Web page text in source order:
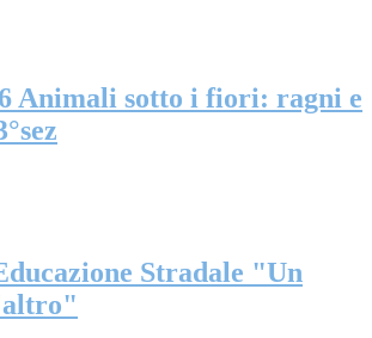
Animali sotto i fiori: ragni e
Stradale "Un